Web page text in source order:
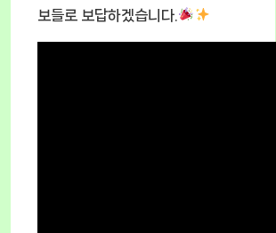
보들로 보답하겠습니다.